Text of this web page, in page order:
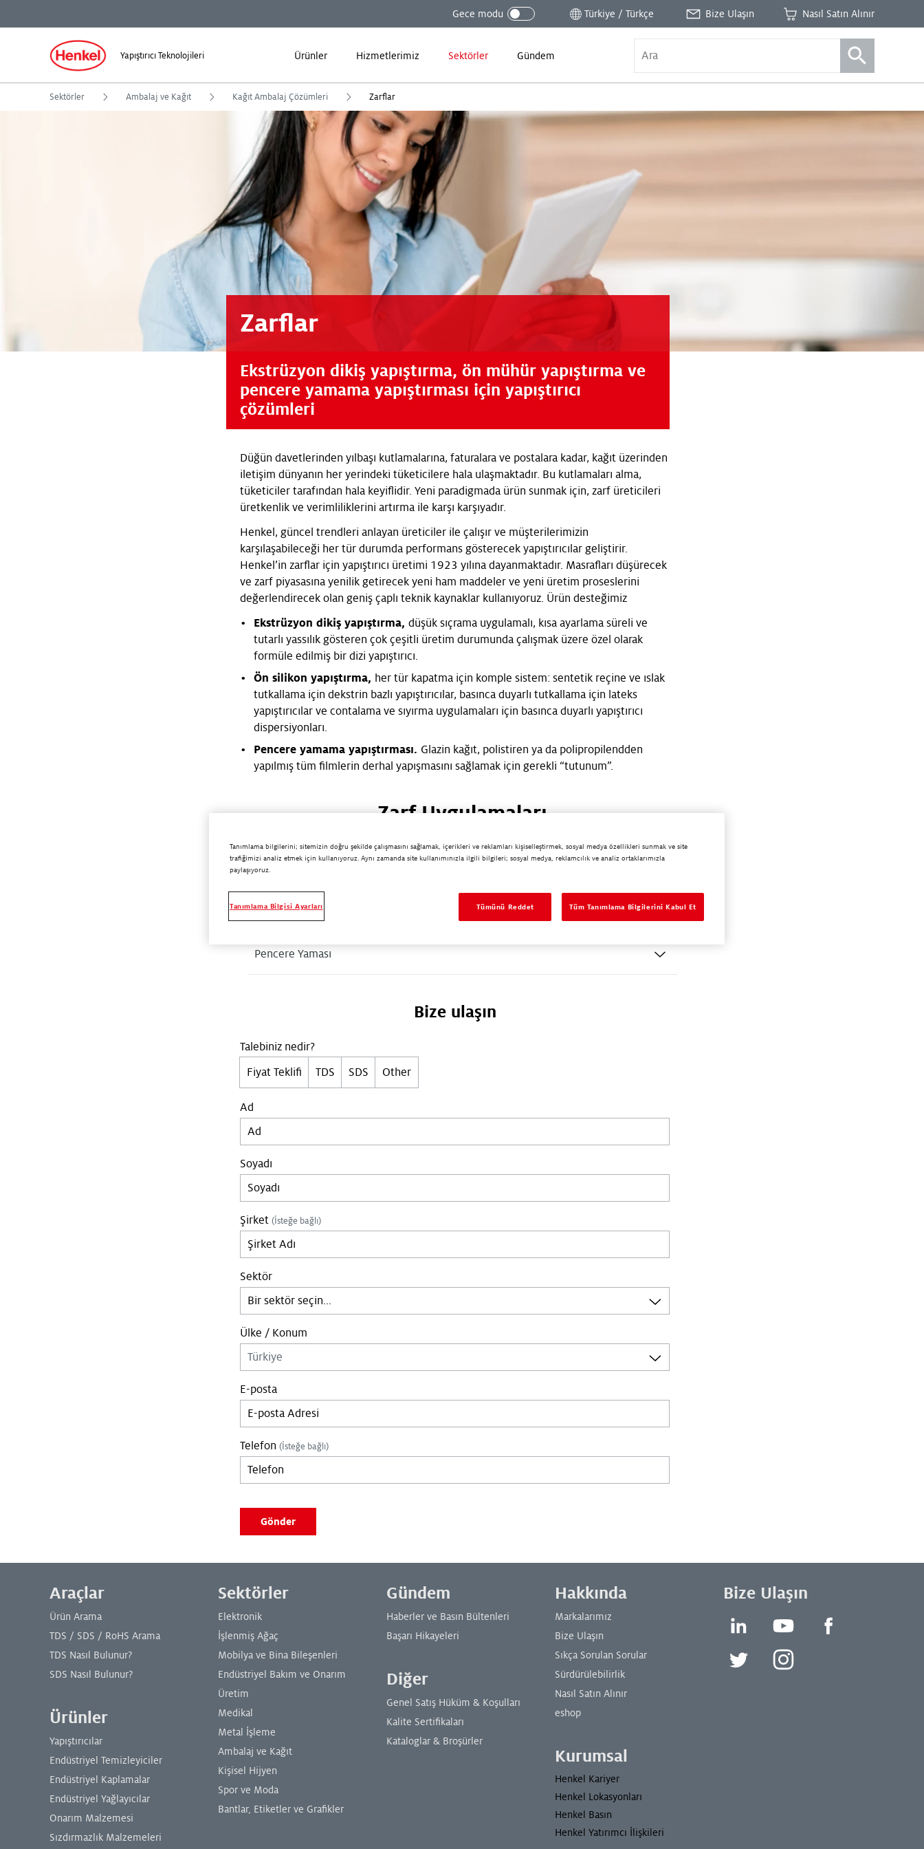
Gece modu Türkiye / Türkçe Bize Ulaşın Nasıl Satın Alınır
Yapıştırıcı Teknolojileri Ürünler Hizmetlerimiz Sektörler Gündem
Sektörler Ambalaj ve Kağıt Kağıt Ambalaj Çözümleri Zarflar
Zarflar
Ekstrüzyon dikiş yapıştırma, ön mühür yapıştırma ve
pencere yamama yapıştırması için yapıştırıcı
çözümleri
Düğün davetlerinden yılbaşı kutlamalarına, faturalara ve postalara kadar, kağıt üzerinden
iletişim dünyanın her yerindeki tüketicilere hala ulaşmaktadır. Bu kutlamaları alma,
tüketiciler tarafından hala keyiflidir. Yeni paradigmada ürün sunmak için, zarf üreticileri
üretkenlik ve verimliliklerini artırma ile karşı karşıyadır.
Henkel, güncel trendleri anlayan üreticiler ile çalışır ve müşterilerimizin
karşılaşabileceği her tür durumda performans gösterecek yapıştırıcılar geliştirir.
Henkel’in zarflar için yapıştırıcı üretimi 1923 yılına dayanmaktadır. Masrafları düşürecek
ve zarf piyasasına yenilik getirecek yeni ham maddeler ve yeni üretim proseslerini
değerlendirecek olan geniş çaplı teknik kaynaklar kullanıyoruz. Ürün desteğimiz
Ekstrüzyon dikiş yapıştırma, düşük sıçrama uygulamalı, kısa ayarlama süreli ve
tutarlı yassılık gösteren çok çeşitli üretim durumunda çalışmak üzere özel olarak
formüle edilmiş bir dizi yapıştırıcı.
Ön silikon yapıştırma, her tür kapatma için komple sistem: sentetik reçine ve ıslak
tutkallama için dekstrin bazlı yapıştırıcılar, basınca duyarlı tutkallama için lateks
yapıştırıcılar ve contalama ve sıyırma uygulamaları için basınca duyarlı yapıştırıcı
dispersiyonları.
Pencere yamama yapıştırması. Glazin kağıt, polistiren ya da polipropilendden
yapılmış tüm filmlerin derhal yapışmasını sağlamak için gerekli “tutunum”.
Zarf Uygulamaları
Ekstrüzyon dikiş
Ön mühür
Pencere Yaması
Bize ulaşın
Talebiniz nedir?
Fiyat Teklifi TDS SDS Other
Ad
Soyadı
Şirket (İsteğe bağlı)
Sektör
Ülke / Konum
E-posta
Telefon (İsteğe bağlı)
Gönder
Araçlar
Ürün Arama
TDS / SDS / RoHS Arama
TDS Nasıl Bulunur?
SDS Nasıl Bulunur?
Ürünler
Yapıştırıcılar
Endüstriyel Temizleyiciler
Endüstriyel Kaplamalar
Endüstriyel Yağlayıcılar
Onarım Malzemesi
Sızdırmazlık Malzemeleri
Sektörler
Elektronik
İşlenmiş Ağaç
Mobilya ve Bina Bileşenleri
Endüstriyel Bakım ve Onarım
Üretim
Medikal
Metal İşleme
Ambalaj ve Kağıt
Kişisel Hijyen
Spor ve Moda
Bantlar, Etiketler ve Grafikler
Gündem
Haberler ve Basın Bültenleri
Başarı Hikayeleri
Diğer
Genel Satış Hüküm & Koşulları
Kalite Sertifikaları
Kataloglar & Broşürler
Hakkında
Markalarımız
Bize Ulaşın
Sıkça Sorulan Sorular
Sürdürülebilirlik
Nasıl Satın Alınır
eshop
Kurumsal
Henkel Kariyer
Henkel Lokasyonları
Henkel Basın
Henkel Yatırımcı İlişkileri
Bize Ulaşın
LinkedIn YouTube Facebook
Twitter Instagram
Tanımlama bilgilerini; sitemizin doğru şekilde çalışmasını sağlamak, içerikleri ve reklamları kişiselleştirmek, sosyal medya özellikleri sunmak ve site
trafiğimizi analiz etmek için kullanıyoruz. Aynı zamanda site kullanımınızla ilgili bilgileri; sosyal medya, reklamcılık ve analiz ortaklarımızla
paylaşıyoruz.
Tanımlama Bilgisi Ayarları Tümünü Reddet Tüm Tanımlama Bilgilerini Kabul Et